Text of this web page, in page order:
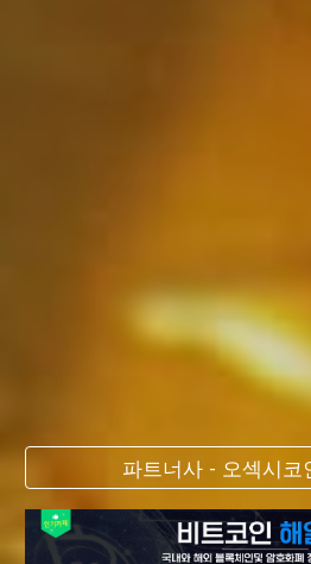
파트너사 - 오섹시코